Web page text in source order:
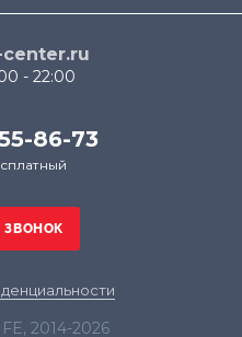
- 22:00
86-73
2014-2026